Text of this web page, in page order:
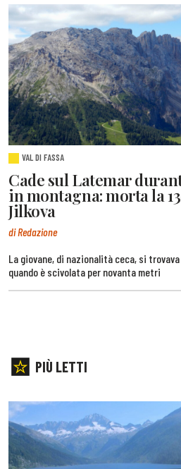
VAL DI FASSA
Cade sul Latemar
in montagna: morta la
Jilkova
di Redazione
La giovane, di nazionalità ceca, si
quando è scivolata per novanta metri
PIÙ LETTI